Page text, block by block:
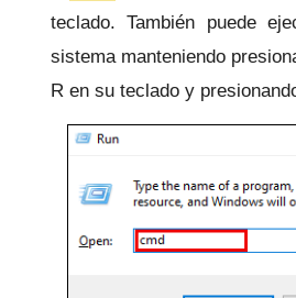
teclado.También puede
sistema manteniendo
R en su teclado y